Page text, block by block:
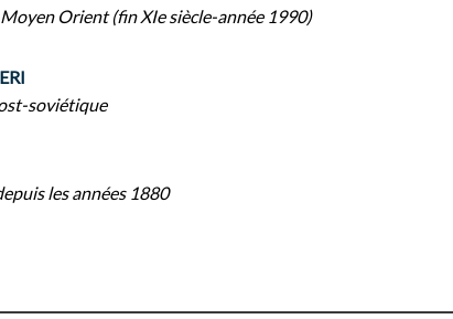
Orient (fin XIe siècle-année 1990)
soviétique
les années 1880